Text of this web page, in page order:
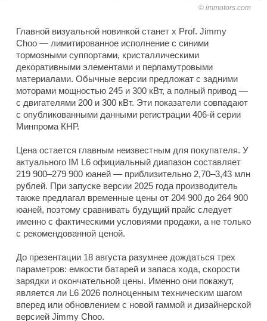
immotors.com
Главной визуальной новинкой станет x Prof. Jimmy
Choo — лимитированное исполнение с синими
тормозными суппортами, кристаллическими
декоративными элементами и перламутровыми
материалами. Обычные версии предложат с задними
моторами мощностью 245 и 300 кВт, а полный привод —
с двигателями 200 и 300 кВт. Эти показатели совпадают
с опубликованными данными регистрации 406-й серии
Минпрома КНР.
Цена остается главным неизвестным для покупателя. У
актуального IM L6 официальный диапазон составляет
219 900–279 900 юаней — приблизительно 2,70–3,43 млн
рублей. При запуске версии 2025 года производитель
также предлагал временные цены от 204 900 до 264 900
юаней, поэтому сравнивать будущий прайс следует
именно с фактическими условиями продажи, а не только
с рекомендованной ценой.
До презентации 18 августа разумнее дождаться трех
параметров: емкости батарей и запаса хода, скорости
зарядки и окончательной цены. Именно они покажут,
является ли L6 2026 полноценным техническим шагом
вперед или обновлением с новой гаммой и дизайнерской
версией Jimmy Choo.